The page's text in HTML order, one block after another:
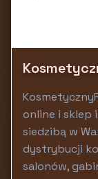
online i sklep
siedzibą w
dystrybucji
salonów,